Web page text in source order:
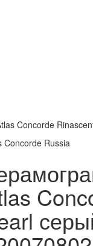
Concorde
Concorde Russia